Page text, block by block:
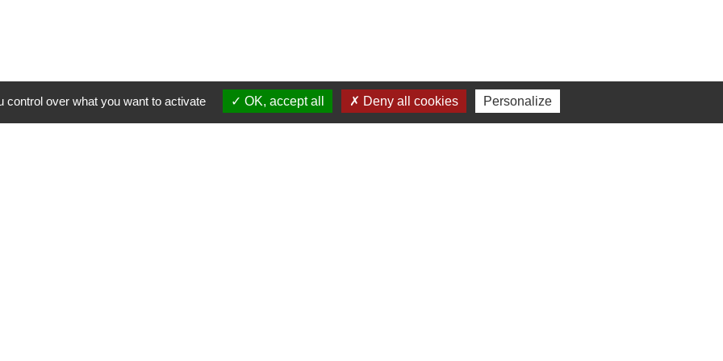
+33 4 74 04 10 44
info@fleurie.org
over what you want to activate OK, accept all Deny all cookies Personalize